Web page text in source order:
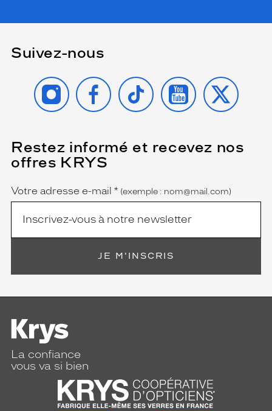
Suivez-nous
INSTAGRAMFACEBOOK
TIKTOK YOUTUBE
X
Restez informé et recevez nos
offres KRYS
Name
Votre adresse e-mail *
(Ce
champ
est
obligatoire)
(exemple : nom@mail.com)
JE M'INSCRIS
La confiance
vous va si bien